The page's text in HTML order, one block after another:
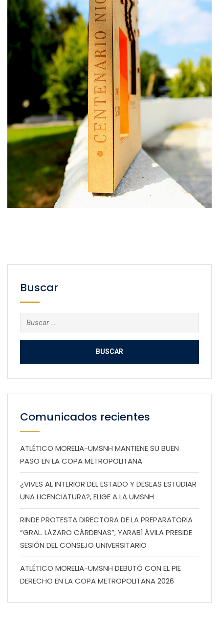
Buscar
Buscar:
Comunicados recientes
ATLÉTICO MORELIA-UMSNH MANTIENE SU BUEN
PASO EN LA COPA METROPOLITANA
¿VIVES AL INTERIOR DEL ESTADO Y DESEAS ESTUDIAR
UNA LICENCIATURA?, ELIGE A LA UMSNH
RINDE PROTESTA DIRECTORA DE LA PREPARATORIA
“GRAL. LÁZARO CÁRDENAS”; YARABÍ ÁVILA PRESIDE
SESIÓN DEL CONSEJO UNIVERSITARIO
ATLÉTICO MORELIA-UMSNH DEBUTÓ CON EL PIE
DERECHO EN LA COPA METROPOLITANA 2026